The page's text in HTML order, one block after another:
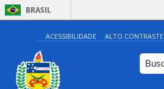
BRASIL
ACESSIBILIDADE ALTO CONTRASTE